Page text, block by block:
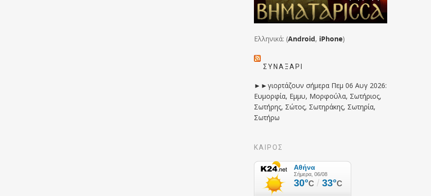
Ελληνικά: (Android, iPhone)
ΣΥΝΑΞΆΡΙ
►►γιορτάζουν σήμερα Πεμ 06 Αυγ 2026:
Ευμορφία, Εμμυ, Μορφούλα, Σωτήριος,
Σωτήρης, Σώτος, Σωτηράκης, Σωτηρία,
Σωτήρω
ΚΑΙΡΟΣ